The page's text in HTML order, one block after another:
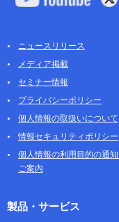
ニュースリリース
メディア掲載
セミナー情報
プライバシーポリシー
個人情報の取扱いについて
情報セキュリティポリシー
個人情報の利用目的の通
ご案内
製品・サービス